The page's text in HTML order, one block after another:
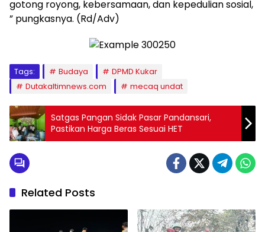
gotong royong, kebersamaan, dan kepedulian sosial,
” pungkasnya. (Rd/Adv)
Tags: Budaya
DPMD Kukar
Dutakaltimnews.com
mecaq undat
Satgas Pangan Sidak Pasar Pandansari,
Pastikan Harga Beras Sesuai HET
Related Posts